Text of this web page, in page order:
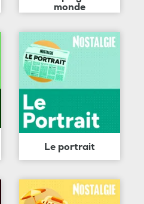
monde
Le portrait